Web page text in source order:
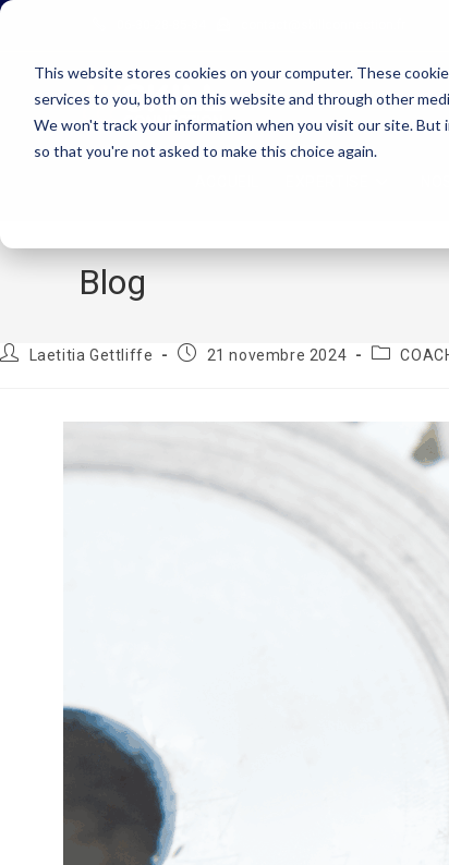
This website stores cookies on your computer. These
services to you, both on this website and through other
We won't track your information when you visit our site.
so that you're not asked to make this choice again.
Blog
Laetitia Gettliffe 21 novembre 2024